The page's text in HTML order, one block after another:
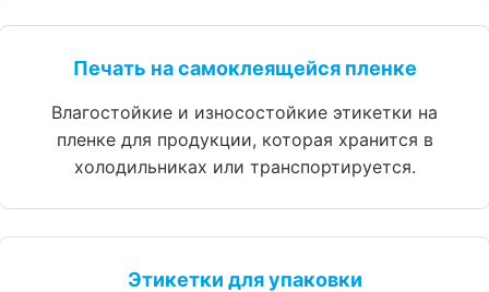
Печать на самоклеящейся пленке
Влагостойкие и износостойкие этикетки на
пленке для продукции, которая хранится в
холодильниках или транспортируется.
Этикетки для упаковки